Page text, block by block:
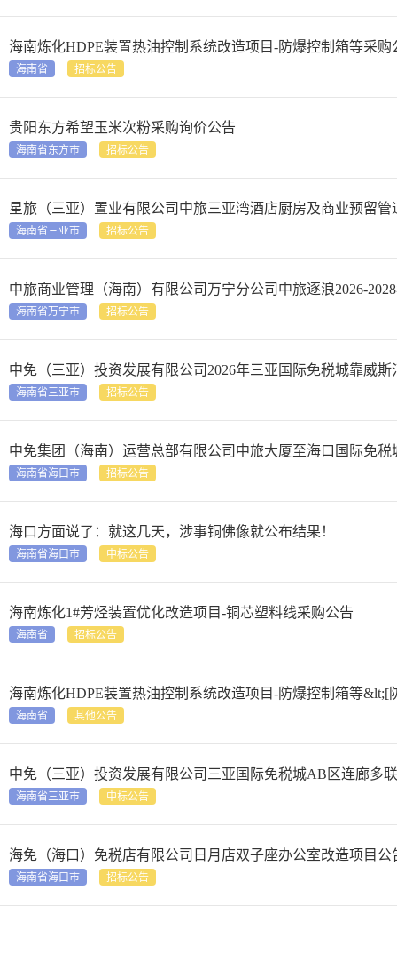
海南炼化HDPE装置热油控制系统改造项目-防爆控制箱等采购
海南省 招标公告
贵阳东方希望玉米次粉采购询价公告
海南省东方市 招标公告
星旅（三亚）置业有限公司中旅三亚湾酒店厨房及商业预留管
海南省三亚市 招标公告
中旅商业管理（海南）有限公司万宁分公司中旅逐浪2026-
海南省万宁市 招标公告
中免（三亚）投资发展有限公司2026年三亚国际免税城靠威
海南省三亚市 招标公告
中免集团（海南）运营总部有限公司中旅大厦至海口国际免
海南省海口市 招标公告
海口方面说了：就这几天，涉事铜佛像就公布结果！
海南省海口市 中标公告
海南炼化1#芳烃装置优化改造项目-铜芯塑料线采购公告
海南省 招标公告
海南炼化HDPE装置热油控制系统改造项目-防爆控制箱等&lt;[
海南省 其他公告
中免（三亚）投资发展有限公司三亚国际免税城AB区连廊多
海南省三亚市 中标公告
海免（海口）免税店有限公司日月店双子座办公室改造项目公
海南省海口市 招标公告